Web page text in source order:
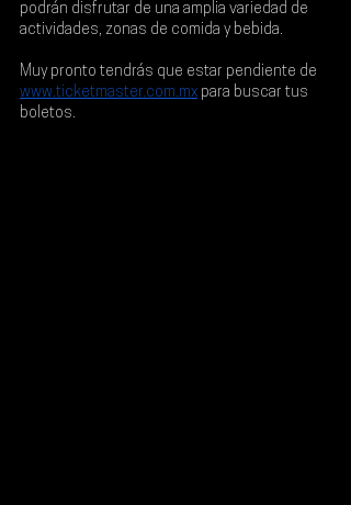
podrán disfrutar de una amplia variedad de
actividades, zonas de comida y bebida.
Muy pronto tendrás que estar pendiente de
www.ticketmaster.com.mx para buscar tus
boletos.